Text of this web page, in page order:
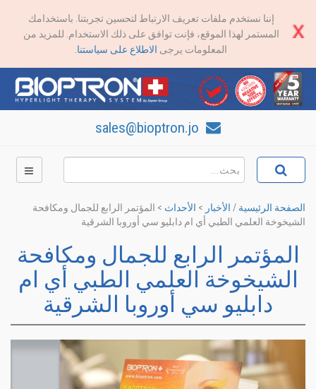
إننا نستخدم ملفات تعريف الارتباط لتحسين تجربتنا. باستخدامك
المستمر لهذا الموقع، فإنت توافق على ذلك الاستخدام. للمزيد من
المعلومات يرجى الاطلاع على سياستنا
الصفحة الرئيسية / الأخبار > الأحداث > المؤتمر الرابع للجمال ومكافحة
الشيخوخة العلمي الطبي أي ام دابليو سي أوروبا الشرقية
المؤتمر الرابع للجمال ومكافحة
الشيخوخة العلمي الطبي أي ام
دابليو سي أوروبا الشرقية